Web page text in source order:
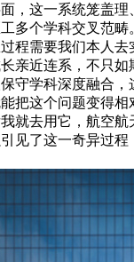
，这一系统笼盖理
多个学科交叉范畴
程需要我们本人去
亲近连系，不只如
守学科深度融合，
把这个问题变得
就去用它，航空航
见了这一奇异过程